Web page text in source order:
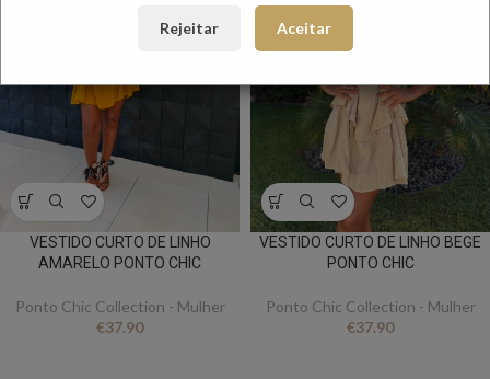
VESTIDO CURTO DE LINHO
AMARELO PONTO CHIC
Ponto Chic Collection - Mulher
€37.90
VESTIDO CURTO DE LINHO BEGE
PONTO CHIC
Ponto Chic Collection - Mulher
€37.90
Rejeitar Aceitar